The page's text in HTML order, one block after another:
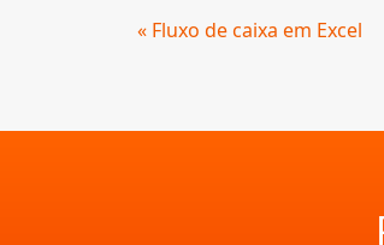
Continue
« Fluxo de caixa em Excel